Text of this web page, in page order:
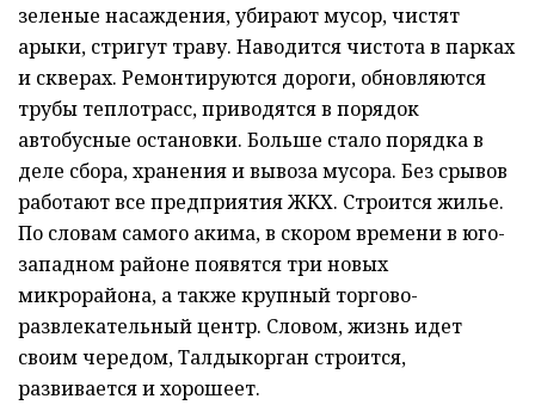
зеленые насаждения, убирают мусор, чистят
арыки, стригут траву. Наводится чистота в парках
и скверах. Ремонтируются дороги, обновляются
трубы теплотрасс, приводятся в порядок
автобусные остановки. Больше стало порядка в
деле сбора, хранения и вывоза мусора. Без срывов
работают все предприятия ЖКХ. Строится жилье.
По словам самого акима, в скором времени в юго-
западном районе появятся три новых
микрорайона, а также крупный торгово-
развлекательный центр. Словом, жизнь идет
своим чередом, Талдыкорган строится,
развивается и хорошеет.